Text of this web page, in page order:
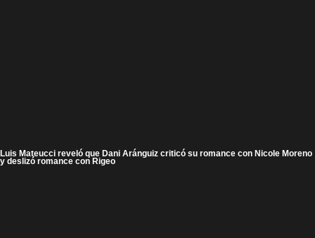
Luis Mateucci reveló que Dani Aránguiz criticó su romance con Nicole Moreno
y deslizó romance con Rigeo